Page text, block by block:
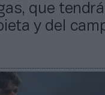
que tendrá
y del